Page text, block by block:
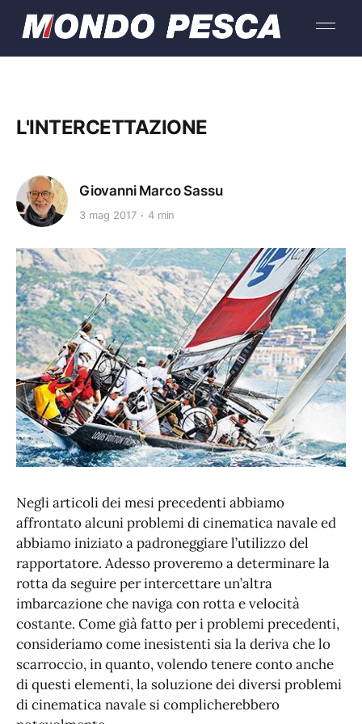
L'INTERCETTAZIONE
Giovanni Marco Sassu
3 mag 2017 4 min
Negli articoli dei mesi precedenti abbiamo
affrontato alcuni problemi di cinematica navale ed
abbiamo iniziato a padroneggiare l’utilizzo del
rapportatore. Adesso proveremo a determinare la
rotta da seguire per intercettare un’altra
imbarcazione che naviga con rotta e velocità
costante. Come già fatto per i problemi precedenti,
consideriamo come inesistenti sia la deriva che lo
scarroccio, in quanto, volendo tenere conto anche
di questi elementi, la soluzione dei diversi problemi
di cinematica navale si complicherebbero